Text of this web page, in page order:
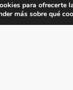
para ofrecerte
más sobre qué